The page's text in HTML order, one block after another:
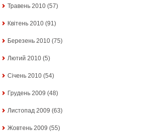
Травень 2010 (57)
Квітень 2010 (91)
Березень 2010 (75)
Лютий 2010 (5)
Січень 2010 (54)
Грудень 2009 (48)
Листопад 2009 (63)
Жовтень 2009 (55)